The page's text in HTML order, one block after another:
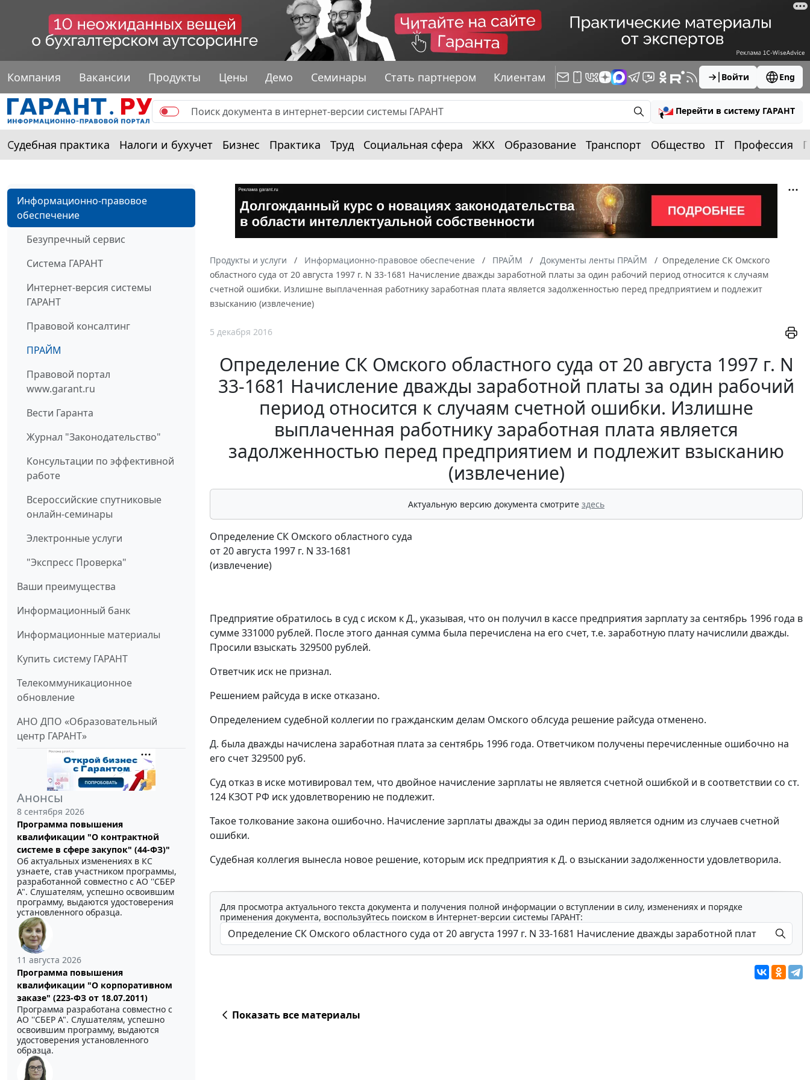
Компания Вакансии Продукты Цены Демо Семинары Стать партнером Клиентам Войти Eng
Перейти в систему ГАРАНТ
Судебная практика Налоги и бухучет Бизнес Практика Труд Социальная сфера ЖКХ Образование Транспорт Общество IT Профессия
Информационно-правовое
обеспечение
Безупречный сервис
Система ГАРАНТ
Интернет-версия системы
ГАРАНТ
Правовой консалтинг
ПРАЙМ
Правовой портал
www.garant.ru
Вести Гаранта
Журнал "Законодательство"
Консультации по эффективной
работе
Всероссийские спутниковые
онлайн-семинары
Электронные услуги
"Экспресс Проверка"
Ваши преимущества
Информационный банк
Информационные материалы
Купить систему ГАРАНТ
Телекоммуникационное
обновление
АНО ДПО «Образовательный
центр ГАРАНТ»
Анонсы
8 сентября 2026
Программа повышения
квалификации "О контрактной
системе в сфере закупок" (44-ФЗ)"
Об актуальных изменениях в КС
узнаете, став участником программы,
разработанной совместно с АО ''СБЕР
А". Слушателям, успешно освоившим
программу, выдаются удостоверения
установленного образца.
11 августа 2026
Программа повышения
квалификации "О корпоративном
заказе" (223-ФЗ от 18.07.2011)
Программа разработана совместно с
АО ''СБЕР А". Слушателям, успешно
освоившим программу, выдаются
удостоверения установленного
образца.
Продукты и услуги Информационно-правовое обеспечение ПРАЙМ Документы ленты ПРАЙМ
Определение СК Омского
областного суда от 20 августа 1997 г. N 33-1681 Начисление дважды заработной платы за один рабочий период относится к случаям
счетной ошибки. Излишне выплаченная работнику заработная плата является задолженностью перед предприятием и подлежит
взысканию (извлечение)
5 декабря 2016
Определение СК Омского областного суда от 20 августа 1997 г. N
33-1681 Начисление дважды заработной платы за один рабочий
период относится к случаям счетной ошибки. Излишне
выплаченная работнику заработная плата является
задолженностью перед предприятием и подлежит взысканию
(извлечение)
Актуальную версию документа смотрите здесь
Определение СК Омского областного суда
от 20 августа 1997 г. N 33-1681
(извлечение)
Предприятие обратилось в суд с иском к Д., указывая, что он получил в кассе предприятия зарплату за сентябрь 1996 года в
сумме 331000 рублей. После этого данная сумма была перечислена на его счет, т.е. заработную плату начислили дважды.
Просили взыскать 329500 рублей.
Ответчик иск не признал.
Решением райсуда в иске отказано.
Определением судебной коллегии по гражданским делам Омского облсуда решение райсуда отменено.
Д. была дважды начислена заработная плата за сентябрь 1996 года. Ответчиком получены перечисленные ошибочно на
его счет 329500 руб.
Суд отказ в иске мотивировал тем, что двойное начисление зарплаты не является счетной ошибкой и в соответствии со ст.
124 КЗОТ РФ иск удовлетворению не подлежит.
Такое толкование закона ошибочно. Начисление зарплаты дважды за один период является одним из случаев счетной
ошибки.
Судебная коллегия вынесла новое решение, которым иск предприятия к Д. о взыскании задолженности удовлетворила.
Для просмотра актуального текста документа и получения полной информации о вступлении в силу, изменениях и порядке
применения документа, воспользуйтесь поиском в Интернет-версии системы ГАРАНТ:
Показать все материалы